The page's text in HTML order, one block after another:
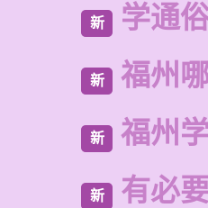
新 学通
新 福州
新 福州
新 有必